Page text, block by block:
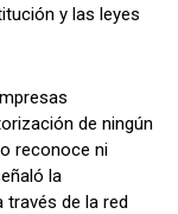
y las leyes
de ningún
reconoce ni
la
través de la red